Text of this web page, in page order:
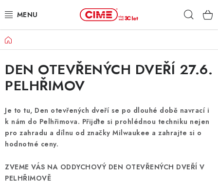
na
ZAHRADA, LES
DÍLNA, STAVBA
MILWAUKEE
ELEKTROMOBILITA
PROFI STROJE
PRODEJNY
Domů
DEN OTEVŘENÝCH DVEŘÍ 27.6.
PELHŘIMOV
Je to tu, Den otevřených dveří se po dlouhé době navrací i
k nám do Pelhřimova. Přijďte si prohlédnou techniku nejen
pro zahradu a dílnu od značky Milwaukee a zahrajte si o
hodnotné ceny.
ZVEME VÁS NA ODDYCHOVÝ DEN OTEVŘENÝCH DVEŘÍ V
PELHŘIMOVĚ